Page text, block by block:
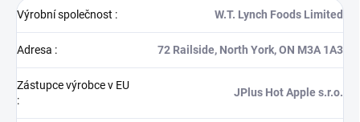
Výrobní společnost : W.T. Lynch Foods Limited
Adresa : 72 Railside, North York, ON M3A 1A3
Zástupce výrobce v EU
:
JPlus Hot Apple s.r.o.